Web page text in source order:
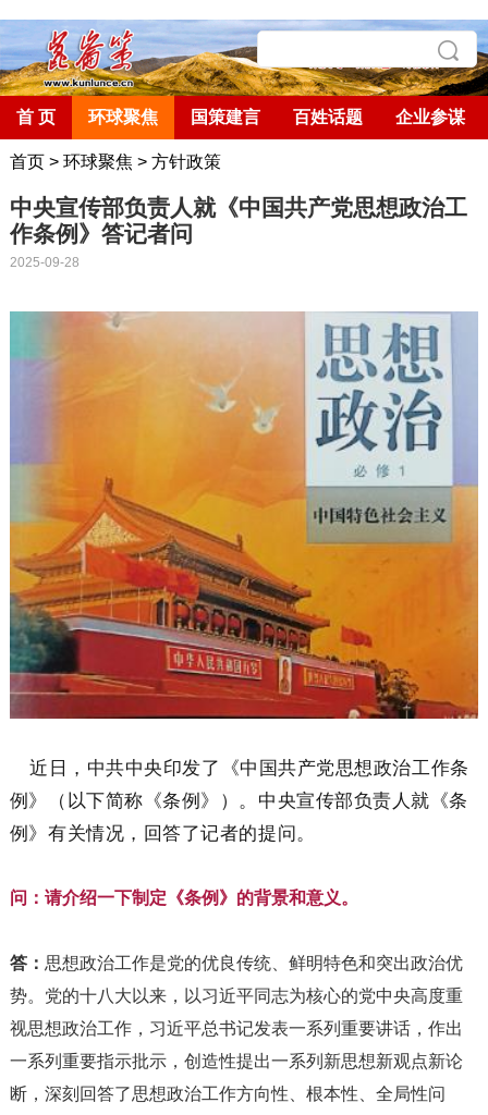
首 页 环球聚焦 国策建言 百姓话题 企业参谋
首页> 环球聚焦 > 方针政策
中央宣传部负责人就《中国共产党思想政治工
作条例》答记者问
2025-09-28
近日，中共中央印发了《中国共产党思想政治工作条
例》（以下简称《条例》）。中央宣传部负责人就《条
例》有关情况，回答了记者的提问。
问：请介绍一下制定《条例》的背景和意义。
答： 思想政治工作是党的优良传统、鲜明特色和突出政治优
势。党的十八大以来，以习近平同志为核心的党中央高度重
视思想政治工作，习近平总书记发表一系列重要讲话，作出
一系列重要指示批示，创造性提出一系列新思想新观点新论
断，深刻回答了思想政治工作方向性、根本性、全局性问